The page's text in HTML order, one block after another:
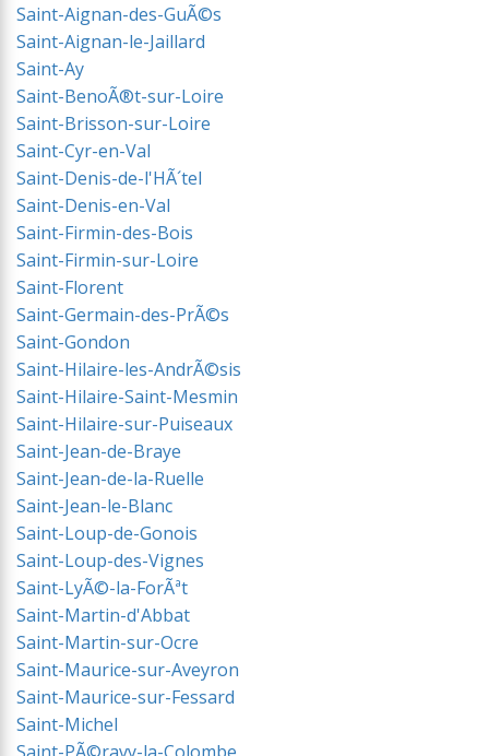
Saint-Aignan-des-GuÃ©s
Saint-Aignan-le-Jaillard
Saint-Ay
Saint-BenoÃ®t-sur-Loire
Saint-Brisson-sur-Loire
Saint-Cyr-en-Val
Saint-Denis-de-l'HÃ´tel
Saint-Denis-en-Val
Saint-Firmin-des-Bois
Saint-Firmin-sur-Loire
Saint-Florent
Saint-Germain-des-PrÃ©s
Saint-Gondon
Saint-Hilaire-les-AndrÃ©sis
Saint-Hilaire-Saint-Mesmin
Saint-Hilaire-sur-Puiseaux
Saint-Jean-de-Braye
Saint-Jean-de-la-Ruelle
Saint-Jean-le-Blanc
Saint-Loup-de-Gonois
Saint-Loup-des-Vignes
Saint-LyÃ©-la-ForÃªt
Saint-Martin-d'Abbat
Saint-Martin-sur-Ocre
Saint-Maurice-sur-Aveyron
Saint-Maurice-sur-Fessard
Saint-Michel